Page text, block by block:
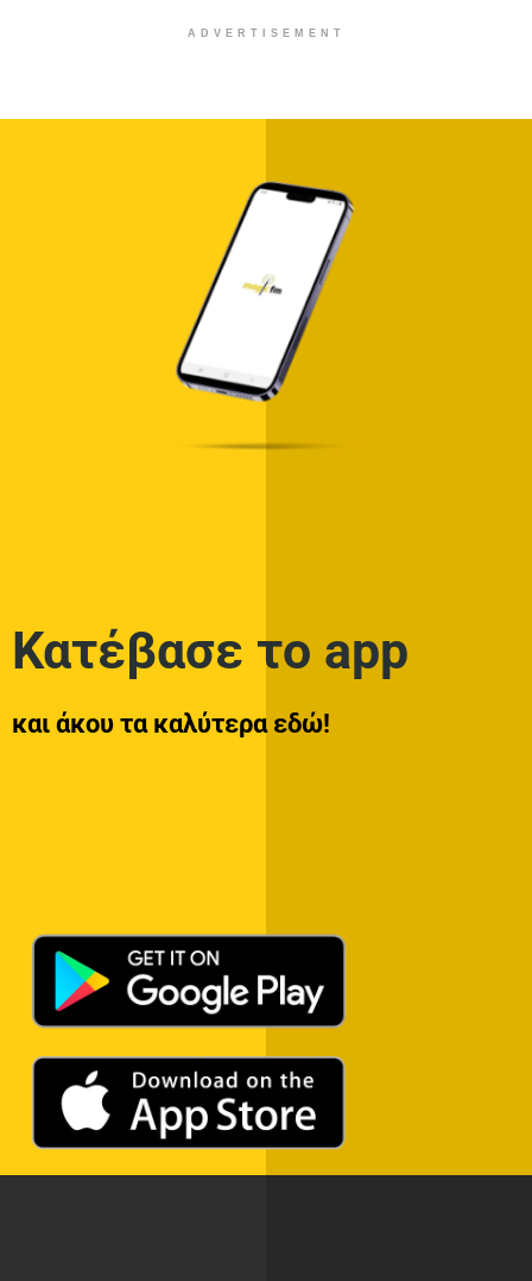
ADVERTISEMENT
Κατέβασε το app
και άκου τα καλύτερα εδώ!